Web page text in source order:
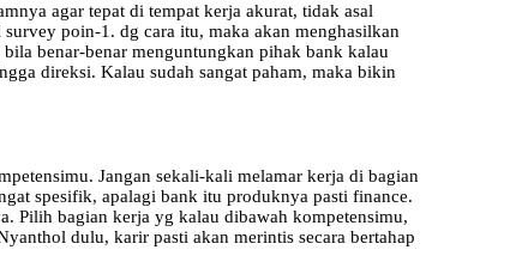
agar tepat di tempat kerja akurat, tidak asal
poin-1. dg cara itu, maka akan menghasilkan
benar-benar menguntungkan pihak bank kalau
direksi. Kalau sudah sangat paham, maka bikin
Jangan sekali-kali melamar kerja di bagian
spesifik, apalagi bank itu produknya pasti finance.
Pilih bagian kerja yg kalau dibawah kompetensimu,
dulu, karir pasti akan merintis secara bertahap